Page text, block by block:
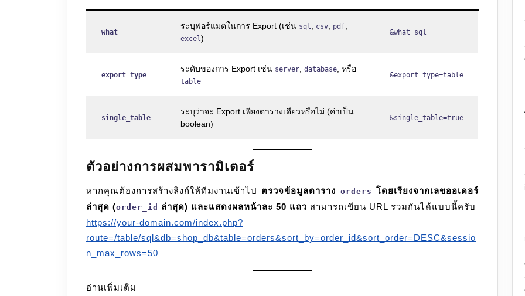
what
ระบุฟอร์แมตในการ Export (เช่น sql csv pdf
excel)
&what=sql
export_type
ระดับของการ Export เช่น server database , หรือ
table
&export_type=table
single_table
ระบุว่าจะ Export เพียงตารางเดียวหรือไม่ (ค่าเป็น
boolean)
&single_table=true
ตัวอย่างการผสมพารามิเตอร์
หากคุณต้องการสร้างลิงก์ให้ทีมงานเข้าไป ตรวจข้อมูลตาราง orders โดยเรียงจากเลขออเดอร์
ล่าสุด (order_id ล่าสุด) และแสดงผลหน้าละ 50 แถว สามารถเขียน URL รวมกันได้แบบนี้ครับ
https://your-domain.com/index.php?
route=/table/sql&db=shop_db&table=orders&sort_by=order_id&sort_order=DESC&sessio
n_max_rows=50
อ่านเพิ่มเติม